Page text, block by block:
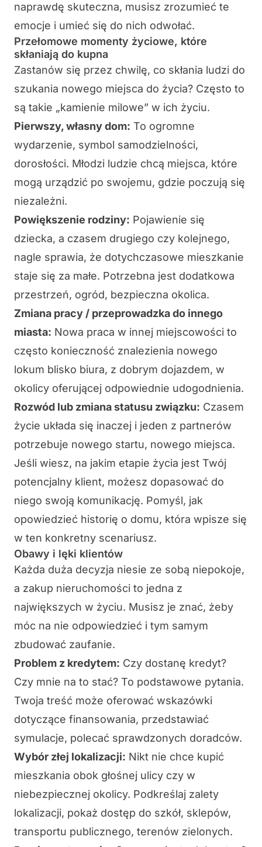
naprawdę skuteczna, musisz zrozumieć te
emocje i umieć się do nich odwołać.
Przełomowe momenty życiowe, które
skłaniają do kupna
Zastanów się przez chwilę, co skłania ludzi do
szukania nowego miejsca do życia? Często to
są takie „kamienie milowe” w ich życiu.
Pierwszy, własny dom: To ogromne
wydarzenie, symbol samodzielności,
dorosłości. Młodzi ludzie chcą miejsca, które
mogą urządzić po swojemu, gdzie poczują się
niezależni.
Powiększenie rodziny: Pojawienie się
dziecka, a czasem drugiego czy kolejnego,
nagle sprawia, że dotychczasowe mieszkanie
staje się za małe. Potrzebna jest dodatkowa
przestrzeń, ogród, bezpieczna okolica.
Zmiana pracy / przeprowadzka do innego
miasta: Nowa praca w innej miejscowości to
często konieczność znalezienia nowego
lokum blisko biura, z dobrym dojazdem, w
okolicy oferującej odpowiednie udogodnienia.
Rozwód lub zmiana statusu związku: Czasem
życie układa się inaczej i jeden z partnerów
potrzebuje nowego startu, nowego miejsca.
Jeśli wiesz, na jakim etapie życia jest Twój
potencjalny klient, możesz dopasować do
niego swoją komunikację. Pomyśl, jak
opowiedzieć historię o domu, która wpisze się
w ten konkretny scenariusz.
Obawy i lęki klientów
Każda duża decyzja niesie ze sobą niepokoje,
a zakup nieruchomości to jedna z
największych w życiu. Musisz je znać, żeby
móc na nie odpowiedzieć i tym samym
zbudować zaufanie.
Problem z kredytem: Czy dostanę kredyt?
Czy mnie na to stać? To podstawowe pytania.
Twoja treść może oferować wskazówki
dotyczące finansowania, przedstawiać
symulacje, polecać sprawdzonych doradców.
Wybór złej lokalizacji: Nikt nie chce kupić
mieszkania obok głośnej ulicy czy w
niebezpiecznej okolicy. Podkreślaj zalety
lokalizacji, pokaż dostęp do szkół, sklepów,
transportu publicznego, terenów zielonych.